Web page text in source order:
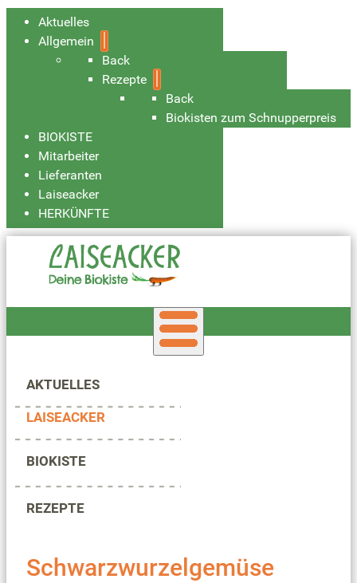
Aktuelles
Allgemein
Back
Rezepte
Back
Biokisten zum Schnupperpreis
BIOKISTE
Mitarbeiter
Lieferanten
Laiseacker
HERKÜNFTE
AKTUELLES
LAISEACKER
BIOKISTE
REZEPTE
Schwarzwurzelgemüse